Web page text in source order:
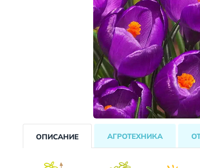
ОПИСАНИЕ АГРОТЕХНИКА